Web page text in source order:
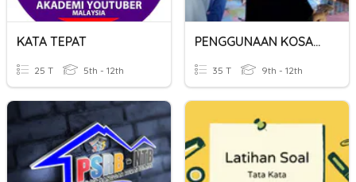
KATA TEPAT
25 T 5th - 12th
PENGGUNAAN KOSAKATA DAN ISTILAH KATA YANG TEPAT
35 T 9th - 12th